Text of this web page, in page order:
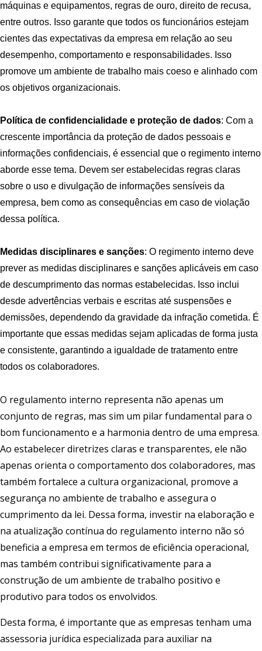
máquinas e equipamentos, regras de ouro, direito de recusa,
entre outros. Isso garante que todos os funcionários estejam
cientes das expectativas da empresa em relação ao seu
desempenho, comportamento e responsabilidades. Isso
promove um ambiente de trabalho mais coeso e alinhado com
os objetivos organizacionais.
Política de confidencialidade e proteção de dados: Com a
crescente importância da proteção de dados pessoais e
informações confidenciais, é essencial que o regimento interno
aborde esse tema. Devem ser estabelecidas regras claras
sobre o uso e divulgação de informações sensíveis da
empresa, bem como as consequências em caso de violação
dessa política.
Medidas disciplinares e sanções: O regimento interno deve
prever as medidas disciplinares e sanções aplicáveis em caso
de descumprimento das normas estabelecidas. Isso inclui
desde advertências verbais e escritas até suspensões e
demissões, dependendo da gravidade da infração cometida. É
importante que essas medidas sejam aplicadas de forma justa
e consistente, garantindo a igualdade de tratamento entre
todos os colaboradores.
O regulamento interno representa não apenas um
conjunto de regras, mas sim um pilar fundamental para o
bom funcionamento e a harmonia dentro de uma empresa.
Ao estabelecer diretrizes claras e transparentes, ele não
apenas orienta o comportamento dos colaboradores, mas
também fortalece a cultura organizacional, promove a
segurança no ambiente de trabalho e assegura o
cumprimento da lei. Dessa forma, investir na elaboração e
na atualização contínua do regulamento interno não só
beneficia a empresa em termos de eficiência operacional,
mas também contribui significativamente para a
construção de um ambiente de trabalho positivo e
produtivo para todos os envolvidos.
Desta forma, é importante que as empresas tenham uma
assessoria jurídica especializada para auxiliar na